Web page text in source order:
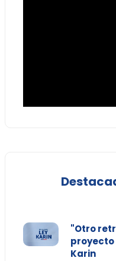
"Otro
proyecto
Karin